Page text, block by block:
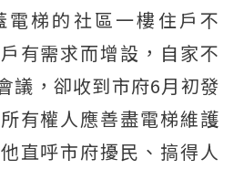
梯的社區一樓住戶不
有需求而增設，自家不
議，卻收到市府6月初發
有權人應善盡電梯維護
直呼市府擾民、搞得人